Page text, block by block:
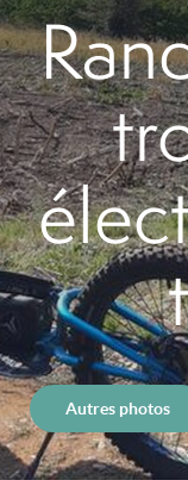
Autres photos